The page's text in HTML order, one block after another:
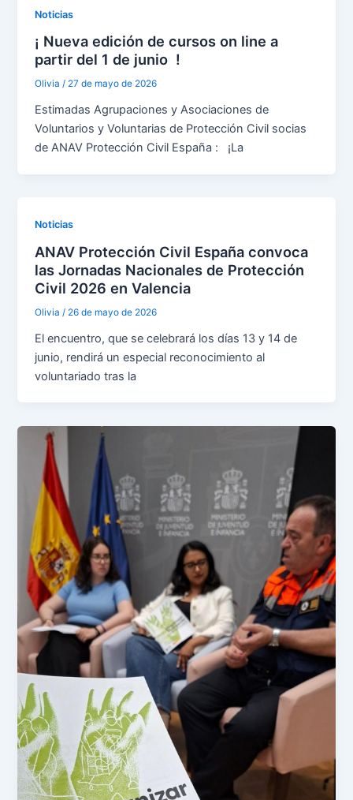
Noticias
¡ Nueva edición de cursos on line a
partir del 1 de junio !
Olivia/ 27 de mayo de 2026
Estimadas Agrupaciones y Asociaciones de
Voluntarios y Voluntarias de Protección Civil socias
de ANAV Protección Civil España : ¡La
Noticias
ANAV Protección Civil España convoca
las Jornadas Nacionales de Protección
Civil 2026 en Valencia
Olivia / 26 de mayo de 2026
El encuentro, que se celebrará los días 13 y 14 de
junio, rendirá un especial reconocimiento al
voluntariado tras la